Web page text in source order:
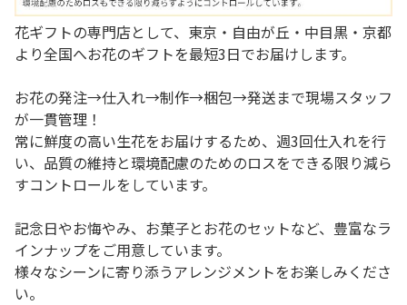
花ギフトの専門店として、東京・自由が丘・中目黒・京都
より全国へお花のギフトを最短3日でお届けします。
お花の発注→仕入れ→制作→梱包→発送まで現場スタッフ
が一貫管理！
常に鮮度の高い生花をお届けするため、週3回仕入れを行
い、品質の維持と環境配慮のためのロスをできる限り減ら
すコントロールをしています。
記念日やお悔やみ、お菓子とお花のセットなど、豊富なラ
インナップをご用意しています。
様々なシーンに寄り添うアレンジメントをお楽しみくださ
い。